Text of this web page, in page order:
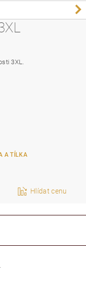
3XL.
A TÍLKA
Hlídat cenu